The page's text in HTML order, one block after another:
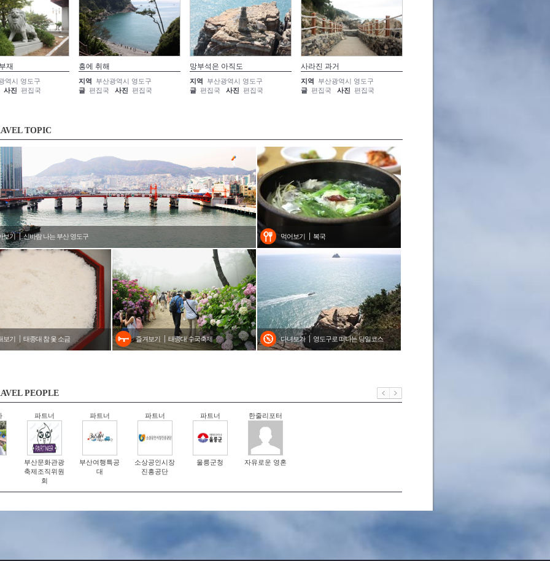
재
역시 영도구
진 편집국
흥에 취해
지역
부산광역시 영도구
글 편집국 사진 편집국
망부석은 아직도
지역
부산광역시 영도구
글 편집국 사진 편집국
사라진 과거
지역
부산광역시 영도구
글 편집국 사진 편집국
TOPIC
다녀보기 영도구로 떠나는 당일코스
즐겨보기 태종대 수국축제
보기 태종대 참 옻 소금
보기 신바람 나는 부산 영도구 먹어보기 복국
PEOPLE
파트너
부산문화관광
축제조직위원
회
파트너
부산여행특공
대
파트너
소상공인시장
진흥공단
파트너
울릉군청
한줄리포터
자유로운 영혼